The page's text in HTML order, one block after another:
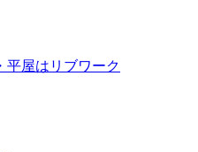
平屋はリブワーク